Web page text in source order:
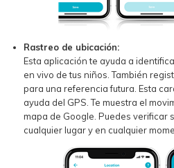
Rastreo de ubicación:
Esta aplicación te ayuda a
en vivo de tus niños. También
para una referencia futura. Esta
ayuda del GPS. Te muestra el
mapa de Google. Puedes verificar
cualquier lugar y en cualquier